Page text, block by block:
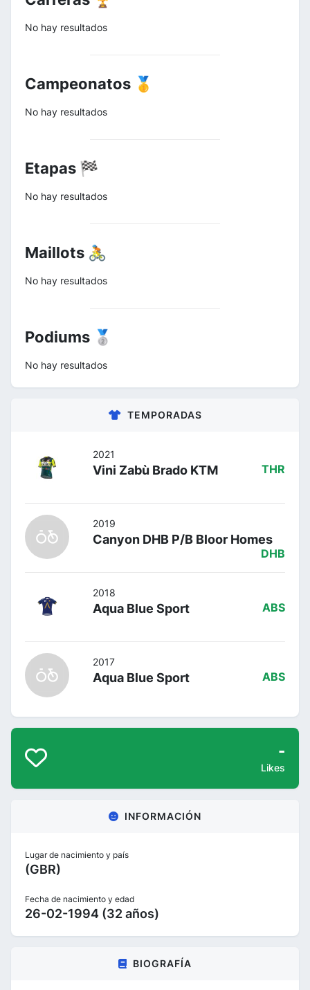
No hay resultados
Campeonatos 🥇
No hay resultados
Etapas 🏁
No hay resultados
Maillots 🚴
No hay resultados
Podiums 🥈
No hay resultados
TEMPORADAS
2021
Vini Zabù Brado KTM THR
2019
Canyon DHB P/B Bloor Homes
DHB
2018
Aqua Blue Sport ABS
2017
Aqua Blue Sport ABS
-
Likes
INFORMACIÓN
Lugar de nacimiento y país
(GBR)
Fecha de nacimiento y edad
26-02-1994 (32 años)
BIOGRAFÍA